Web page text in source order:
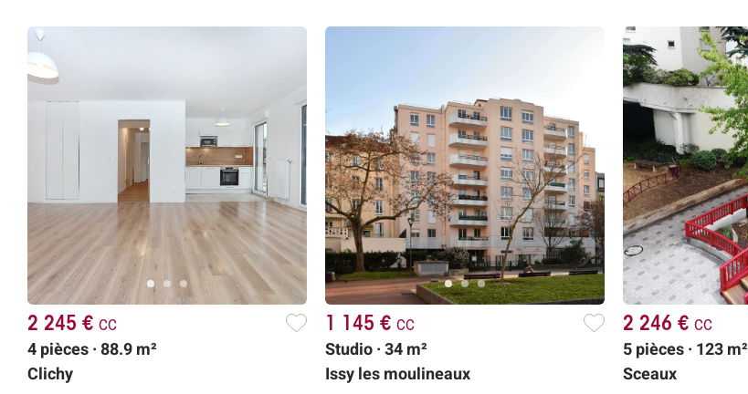
2 245 € cc
4 pièces · 88.9 m²
Clichy
1 145 € cc
Studio · 34 m²
Issy les moulineaux
2 246 € cc
5 pièces · 123 m²
Sceaux